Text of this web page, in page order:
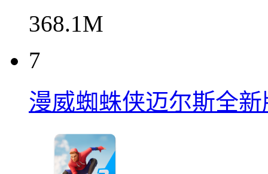
368.1M
7
漫威蜘蛛侠迈尔斯全